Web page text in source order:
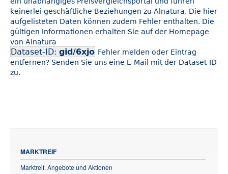
keinerlei geschäftliche Beziehungen zu Alnatura. Die hier
aufgelisteten Daten können zudem Fehler enthalten. Die
gültigen Informationen erhalten Sie auf der Homepage
von Alnatura
Dataset-ID: gid/6xjo Fehler melden oder Eintrag
entfernen? Senden Sie uns eine E-Mail mit der Dataset-ID
zu.
MARKTREIF
Marktreif, Angebote und Aktionen